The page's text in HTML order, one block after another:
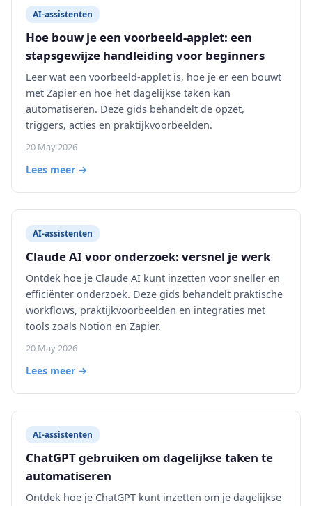
AI-assistenten
Hoe bouw je een voorbeeld-applet: een
stapsgewijze handleiding voor beginners
Leer wat een voorbeeld-applet is, hoe je er een bouwt
met Zapier en hoe het dagelijkse taken kan
automatiseren. Deze gids behandelt de opzet,
triggers, acties en praktijkvoorbeelden.
20 May 2026
Lees meer →
AI-assistenten
Claude AI voor onderzoek: versnel je werk
Ontdek hoe je Claude AI kunt inzetten voor sneller en
efficiënter onderzoek. Deze gids behandelt praktische
workflows, praktijkvoorbeelden en integraties met
tools zoals Notion en Zapier.
20 May 2026
Lees meer →
AI-assistenten
ChatGPT gebruiken om dagelijkse taken te
automatiseren
Ontdek hoe je ChatGPT kunt inzetten om je dagelijkse